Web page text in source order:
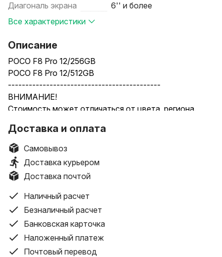
Диагональ экрана
6'' и более
Все характеристики
Описание
POCO F8 Pro 12/256GB
POCO F8 Pro 12/512GB
--------------------------------------------
ВНИМАНИЕ!
Стоимость может отличаться от цвета, региона.
/ Blue (голубой)
--------------------------------------------
• Смотрите ВСЕ предложения на сайте: 100NOUT.BY
--------------------------------------------
• TRADE IN.
Принимаем Ваш старый смартфон, ноутбук, планшет
в зачёт
Возможен прямой выкуп техники
--------------------------------------------
Гарантийные обязательства:
Доставка и оплата
Самовывоз
Доставка курьером
Доставка почтой
Наличный расчет
Безналичный расчет
Банковская карточка
Наложенный платеж
Почтовый перевод